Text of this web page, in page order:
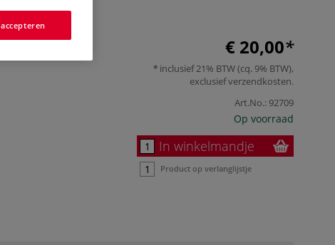
Meer
€ 20,00
inclusief 21% BTW (cq. 9% BTW),
exclusiefverzendkosten.
Art.No.: 92709
Op voorraad
In winkelmandje
Product op verlanglijstje
accepteren